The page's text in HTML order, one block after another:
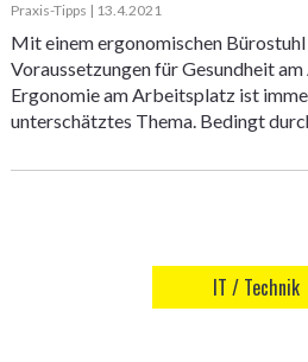
Praxis-Tipps | 13.4.2021
Mit einem ergonomischen
Voraussetzungen für Gesundheit
Ergonomie am Arbeitsplatz ist
unterschätztes Thema. Bedingt
IT / Technik